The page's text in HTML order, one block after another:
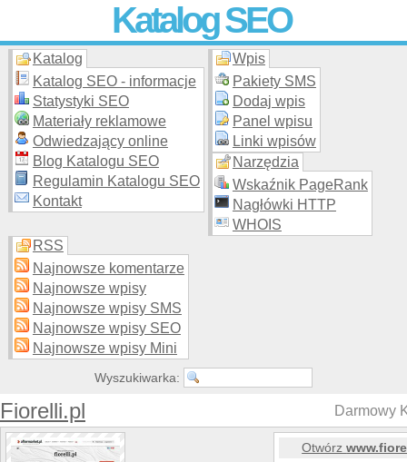
Katalog SEO
Skuteczna i promocja stron WWW –
moderowanego katalogu za darmo!
Katalog
Katalog SEO - informacje
Statystyki SEO
Materiały reklamowe
Odwiedzający online
Blog Katalogu SEO
Regulamin Katalogu SEO
Kontakt
Wpis
Pakiety SMS
Dodaj wpis
Panel wpisu
Linki wpisów
Narzędzia
Wskaźnik PageRank
Nagłówki HTTP
WHOIS
RSS
Najnowsze komentarze
Najnowsze wpisy
Najnowsze wpisy SMS
Najnowsze wpisy SEO
Najnowsze wpisy Mini
Wyszukiwarka:
Fiorelli.pl Darmowy
Otwórz